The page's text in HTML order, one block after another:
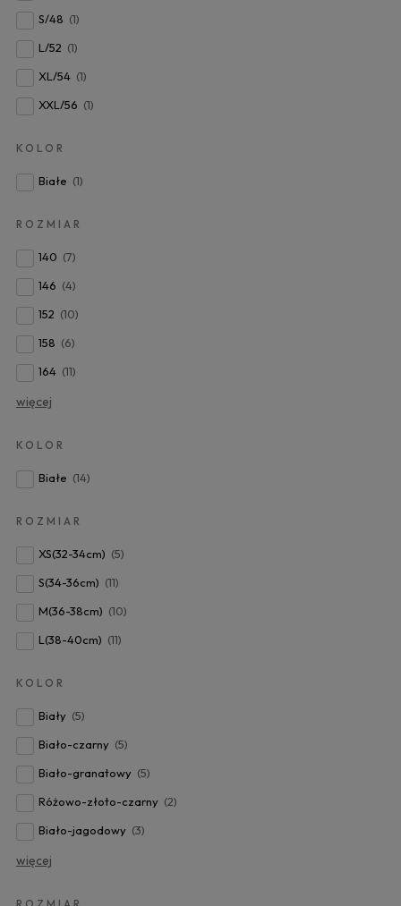
S/48 (1)
L/52 (1)
XL/54 (1)
XXL/56 (1)
KOLOR
Białe (1)
ROZMIAR
140 (7)
146 (4)
152 (10)
158 (6)
164 (11)
więcej
KOLOR
Białe (14)
ROZMIAR
XS(32-34cm) (5)
S(34-36cm) (11)
M(36-38cm) (10)
L(38-40cm) (11)
KOLOR
Biały (5)
Biało-czarny (5)
Biało-granatowy (5)
Różowo-złoto-czarny (2)
Biało-jagodowy (3)
więcej
ROZMIAR